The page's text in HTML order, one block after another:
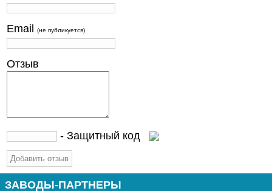
Email (не публикуется)
Отзыв
- Защитный код
ЗАВОДЫ-ПАРТНЕРЫ